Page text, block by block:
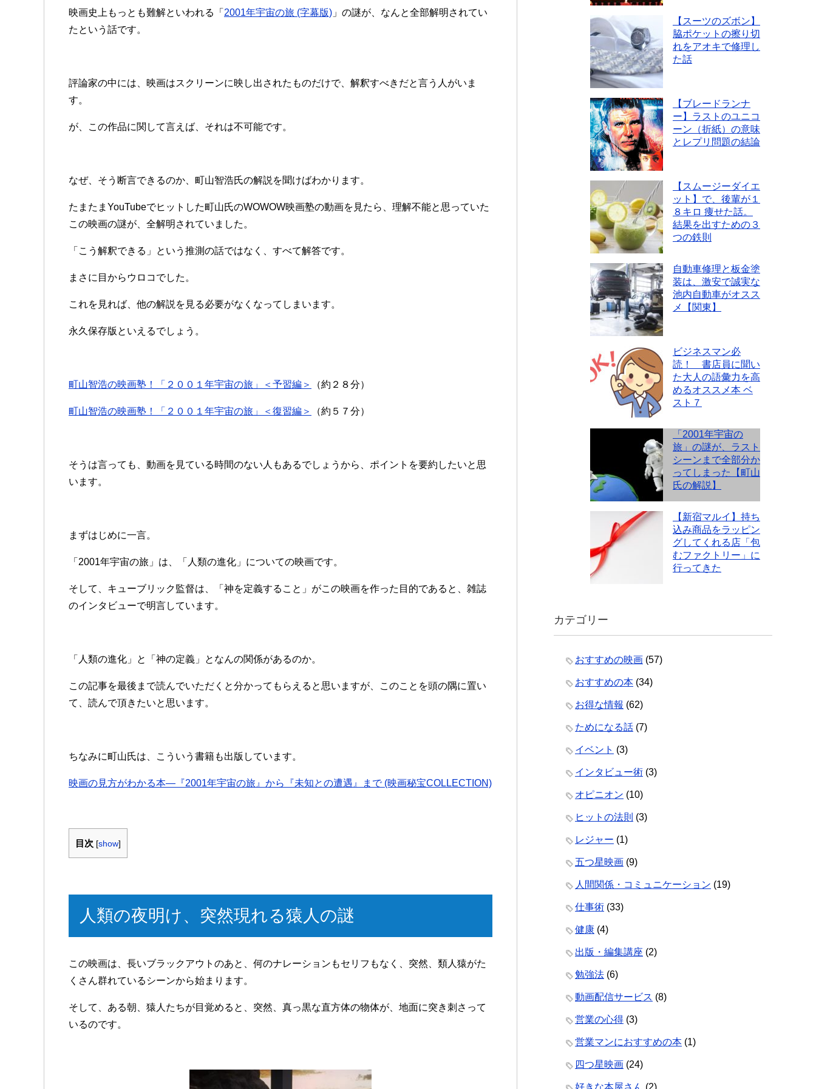
映画史上もっとも難解といわれる「 2001年宇宙の旅 (字幕版) 」の謎が、なんと全部解明されてい
たという話です。
評論家の中には、映画はスクリーンに映し出されたものだけで、解釈すべきだと言う人がいま
す。
が、この作品に関して言えば、それは不可能です。
なぜ、そう断言できるのか、町山智浩氏の解説を聞けばわかります。
たまたまYouTubeでヒットした町山氏のWOWOW映画塾の動画を見たら、理解不能と思っていた
この映画の謎が、全解明されていました。
「こう解釈できる」という推測の話ではなく、すべて解答です。
まさに目からウロコでした。
これを見れば、他の解説を見る必要がなくなってしまいます。
永久保存版といえるでしょう。
町山智浩の映画塾！「２００１年宇宙の旅」＜予習編＞ （約２８分）
町山智浩の映画塾！「２００１年宇宙の旅」＜復習編＞ （約５７分）
そうは言っても、動画を見ている時間のない人もあるでしょうから、ポイントを要約したいと思
います。
まずはじめに一言。
「2001年宇宙の旅」は、「人類の進化」についての映画です。
そして、キューブリック監督は、「神を定義すること」がこの映画を作った目的であると、雑誌
のインタビューで明言しています。
「人類の進化」と「神の定義」となんの関係があるのか。
この記事を最後まで読んでいただくと分かってもらえると思いますが、このことを頭の隅に置い
て、読んで頂きたいと思います。
ちなみに町山氏は、こういう書籍も出版しています。
映画の見方がわかる本―『2001年宇宙の旅』から『未知との遭遇』まで (映画秘宝COLLECTION)
目次 [show]
人類の夜明け、突然現れる猿人の謎
この映画は、長いブラックアウトのあと、何のナレーションもセリフもなく、突然、類人猿がた
くさん群れているシーンから始まります。
そして、ある朝、猿人たちが目覚めると、突然、真っ黒な直方体の物体が、地面に突き刺さって
いるのです。
【スーツのズボン】
脇ポケットの擦り切
れをアオキで修理し
た話
【ブレードランナ
ー】ラストのユニコ
ーン（折紙）の意味
とレプリ問題の結論
【スムージーダイエ
ット】で、後輩が１
８キロ 痩せた話。
結果を出すための３
つの鉄則
自動車修理と板金塗
装は、激安で誠実な
池内自動車がオスス
メ【関東】
ビジネスマン必
読！ 書店員に聞い
た大人の語彙力を高
めるオススメ本 ベ
スト７
「2001年宇宙の
旅」の謎が、ラスト
シーンまで全部分か
ってしまった【町山
氏の解説】
【新宿マルイ】持ち
込み商品をラッピン
グしてくれる店「包
むファクトリー」に
行ってきた
カテゴリー
おすすめの映画 (57)
おすすめの本 (34)
お得な情報 (62)
ためになる話 (7)
イベント (3)
インタビュー術 (3)
オピニオン (10)
ヒットの法則 (3)
レジャー (1)
五つ星映画 (9)
人間関係・コミュニケーション (19)
仕事術 (33)
健康 (4)
出版・編集講座 (2)
勉強法 (6)
動画配信サービス (8)
営業の心得 (3)
営業マンにおすすめの本 (1)
四つ星映画 (24)
好きな本屋さん (2)